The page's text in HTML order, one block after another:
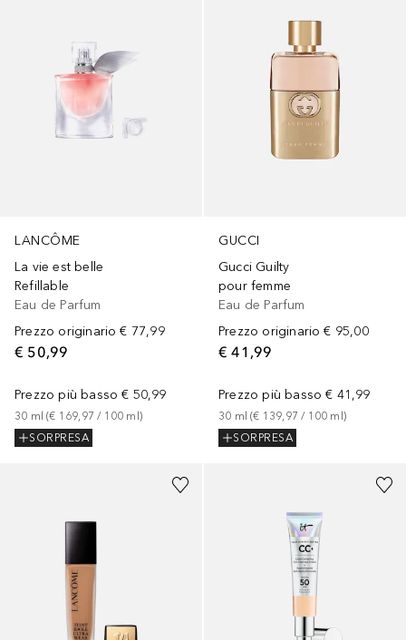
LANCÔME
La vie est belle
Refillable
Eau de Parfum
Prezzo originario € 77,99
€ 50,99
Prezzo più basso € 50,99
30 ml (€ 169,97 / 100 ml )
SORPRESA
GUCCI
Gucci Guilty
pour femme
Eau de Parfum
Prezzo originario € 95,00
€ 41,99
Prezzo più basso € 41,99
30 ml (€ 139,97 / 100 ml )
SORPRESA
+47 +15